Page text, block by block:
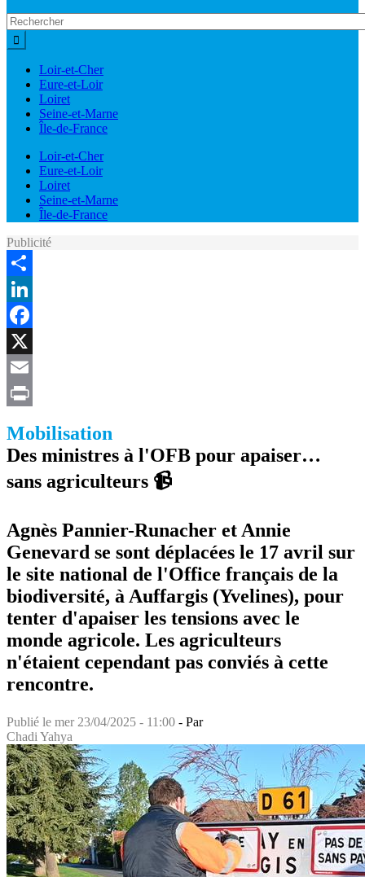
Loir-et-Cher
Eure-et-Loir
Loiret
Seine-et-Marne
Île-de-France
Loir-et-Cher
Eure-et-Loir
Loiret
Seine-et-Marne
Île-de-France
Publicité
Share
LinkedIn
Facebook
X
Email
Mobilisation
Des ministres à l'OFB pour apaiser…
sans agriculteurs 📹
Agnès Pannier-Runacher et Annie
Genevard se sont déplacées le 17 avril sur
le site national de l'Office français de la
biodiversité, à Auffargis (Yvelines), pour
tenter d'apaiser les tensions avec le
monde agricole. Les agriculteurs
n'étaient cependant pas conviés à cette
rencontre.
Publié le mer 23/04/2025 - 11:00 - Par
Chadi Yahya